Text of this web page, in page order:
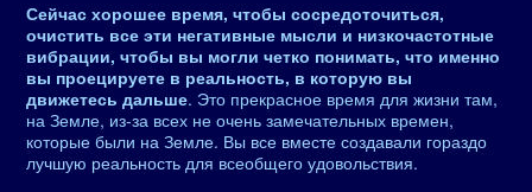
Сейчас хорошее время, чтобы сосредоточиться,
очистить все эти негативные мысли и низкочастотные
вибрации, чтобы вы могли четко понимать, что именно
вы проецируете в реальность, в которую вы
движетесь дальше. Это прекрасное время для жизни там,
на Земле, из-за всех не очень замечательных времен,
которые были на Земле. Вы все вместе создавали гораздо
лучшую реальность для всеобщего удовольствия.